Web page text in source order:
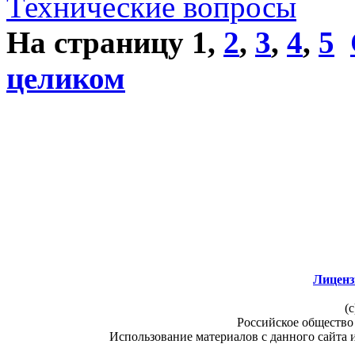
На страницу 1, 2, 3, 4, 5
целиком
Российское
Использование материалов с данного